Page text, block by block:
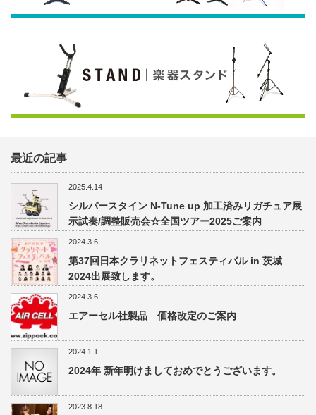
最近の記事
2025.4.14
シルバースタイン N-Tune up 加工済みリガチュア展
示試奏/調整販売会☆全国ツアー2025ご案内
2024.3.6
第37回日本クラリネットフェスティバル in 茨城
2024出展致します。
2024.3.6
エアーセル社製品 価格改定のご案内
2024.1.1
2024年 新年明けましておめでとうございます。
2023.8.18